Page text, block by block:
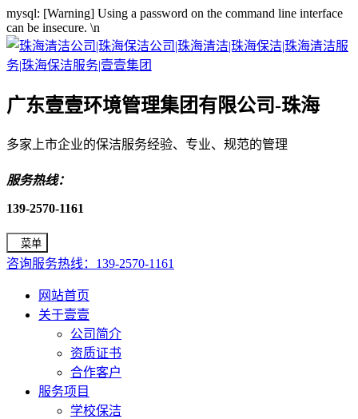
mysql: [Warning] Using a password on the command line interface
can be insecure. \n
广东壹壹环境管理集团有限公司-珠海
多家上市企业的保洁服务经验、专业、规范的管理
服务热线：
139-2570-1161
菜单
咨询服务热线：139-2570-1161
网站首页
关于壹壹
公司简介
资质证书
合作客户
服务项目
学校保洁